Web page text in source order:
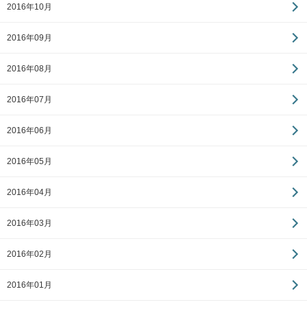
2016年10月
2016年09月
2016年08月
2016年07月
2016年06月
2016年05月
2016年04月
2016年03月
2016年02月
2016年01月